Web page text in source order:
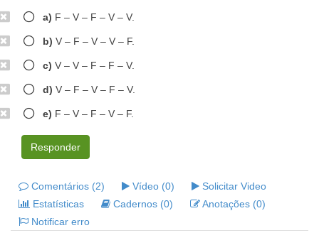
a) F – V – F – V – V.
b) V – F – V – V – F.
c) V – V – F – F – V.
d) V – F – V – F – V.
e) F – V – F – V – F.
Responder
Comentários (2) Vídeo (0)
Solicitar Video
Estatísticas
Cadernos (0)
Anotações (0)
Notificar erro